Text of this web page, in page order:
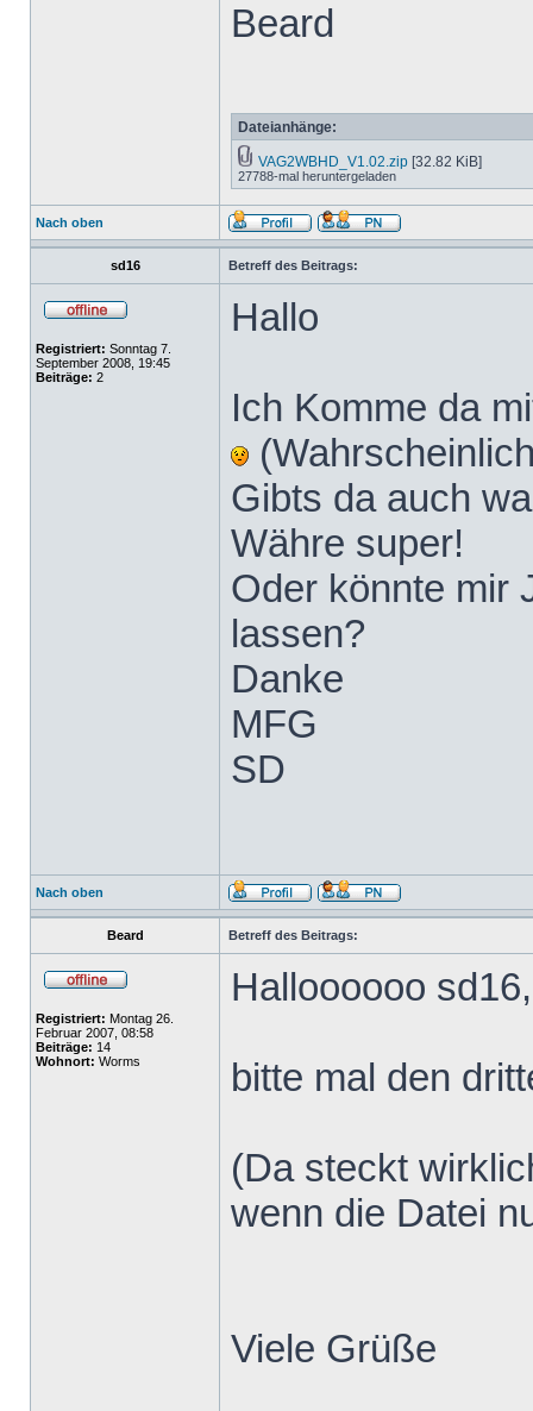
Beard
Dateianhänge:
VAG2WBHD_V1.02.zip [32.82 KiB]
27788-mal heruntergeladen
Nach oben
sd16 Betreff des Beitrags:
Registriert: Sonntag 7.
September 2008, 19:45
Beiträge: 2
Hallo
Ich Komme da
Gibts da auch
Währe super!
Oder könnte mir
lassen?
Danke
MFG
SD
Nach oben
Beard Betreff des Beitrags:
Registriert: Montag 26.
Februar 2007, 08:58
Beiträge: 14
Wohnort: Worms
Halloooooo sd16,
bitte mal den
(Da steckt
wenn die Datei
Viele Grüße